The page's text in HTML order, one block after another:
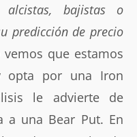
alcistas, bajistas o
predicción de precio
que estamos
opta por una Iron
le advierte de
a una Bear Put. En